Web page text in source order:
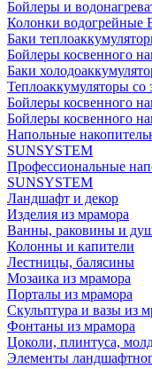
Бойлеры и
Колонки водогрейные
Баки
Бойлеры косвенного
Баки
Теплоаккумуляторы
Бойлеры косвенного
Бойлеры косвенного
Напольные
SUNSYSTEM
Профессиональные
SUNSYSTEM
Ландшафт и декор
Изделия из мрамора
Ванны, раковины и
Колонны и капители
Лестницы, балясины
Мозаика из мрамора
Порталы из мрамора
Скульптура и вазы из
Фонтаны из мрамора
Цоколи, плинтуса,
Элементы